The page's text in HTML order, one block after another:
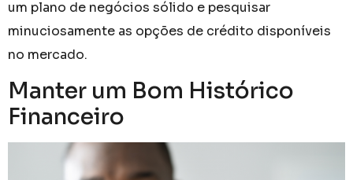
um plano de negócios sólido e pesquisar
minuciosamente as opções de crédito disponíveis
no mercado.
Manter um Bom Histórico
Financeiro